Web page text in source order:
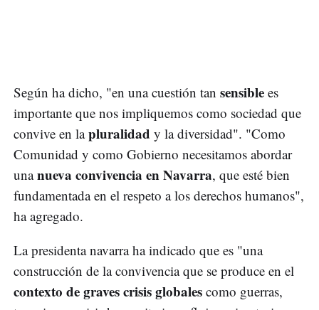
Según ha dicho, "en una cuestión tan sensible es
importante que nos impliquemos como sociedad que
convive en lapluralidad y la diversidad". "Como
Comunidad y como Gobierno necesitamos abordar
unanueva convivencia en Navarra, que esté bien
fundamentada en el respeto a los derechos humanos",
ha agregado.
La presidenta navarra ha indicado que es "una
construcción de la convivencia que se produce en el
contexto de graves crisis globales como guerras,